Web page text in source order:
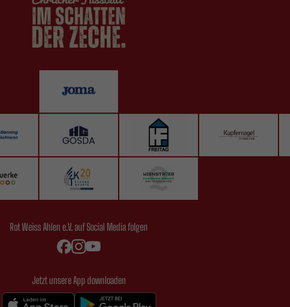
Rot Weiss Ahlen e.V. auf Social Media folgen
Jetzt unsere App downloaden